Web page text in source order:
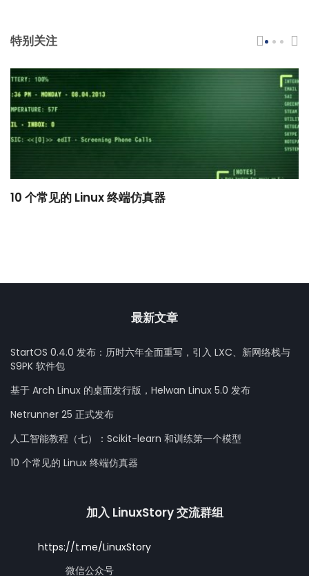
特别关注
10 个常见的 Linux 终端仿真器
最新文章
StartOS 0.4.0 发布：历时六年全面重写，引入 LXC、新网络栈与
S9PK 软件包
基于 Arch Linux 的桌面发行版，Helwan Linux 5.0 发布
Netrunner 25 正式发布
人工智能教程（七）：Scikit-learn 和训练第一个模型
10 个常见的 Linux 终端仿真器
加入 LinuxStory 交流群组
https://t.me/LinuxStory
微信公众号